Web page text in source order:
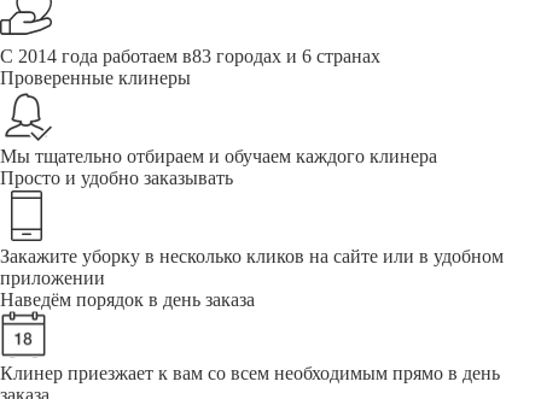
С 2014 года работаем в83 городах и 6 странах
Проверенные клинеры
Мы тщательно отбираем и обучаем каждого клинера
Просто и удобно заказывать
Закажите уборку в несколько кликов на сайте или в удобном
приложении
Наведём порядок в день заказа
Клинер приезжает к вам со всем необходимым прямо в день
заказа